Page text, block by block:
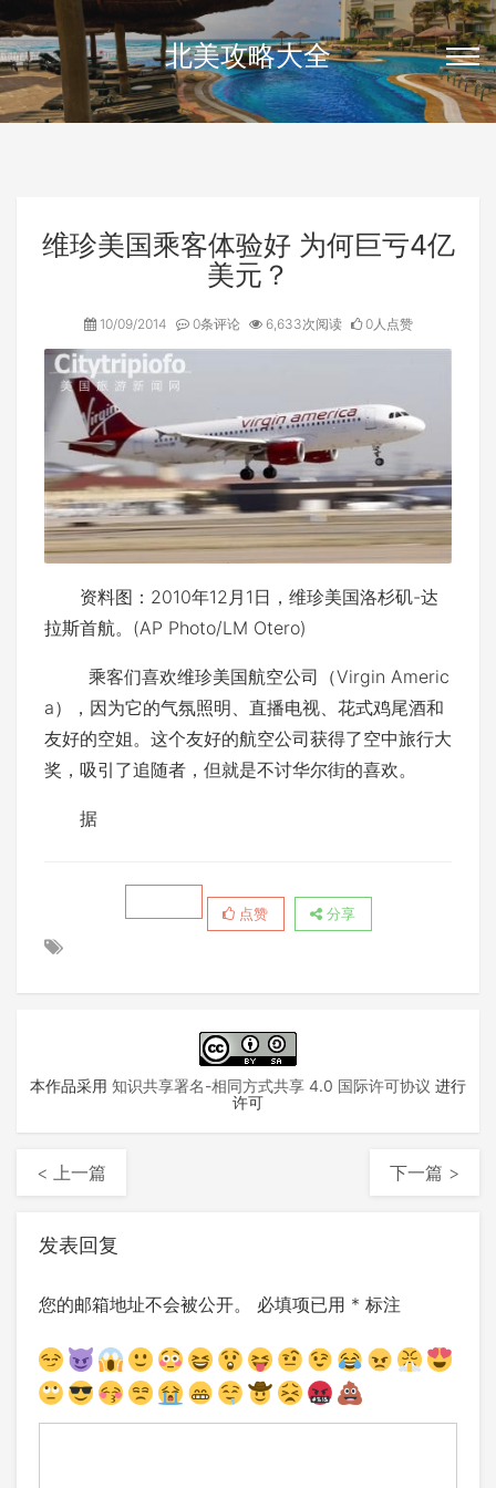
北美攻略大全
维珍美国乘客体验好 为何巨亏4亿
美元？
10/09/2014 0条评论 6,633次阅读 0人点赞
资料图：2010年12月1日，维珍美国洛杉矶-达
拉斯首航。(AP Photo/LM Otero)
乘客们喜欢维珍美国航空公司（Virgin Americ
a），因为它的气氛照明、直播电视、花式鸡尾酒和
友好的空姐。这个友好的航空公司获得了空中旅行大
奖，吸引了追随者，但就是不讨华尔街的喜欢。
据
点赞 分享
本作品采用 知识共享署名-相同方式共享 4.0 国际许可协议 进行
许可
< 上一篇 下一篇 >
发表回复
您的邮箱地址不会被公开。 必填项已用 * 标注